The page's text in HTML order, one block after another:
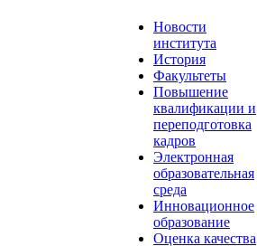
Новости
института
История
Факультеты
Повышение
квалификации и
переподготовка
кадров
Электронная
образовательная
среда
Инновационное
образование
Оценка качества